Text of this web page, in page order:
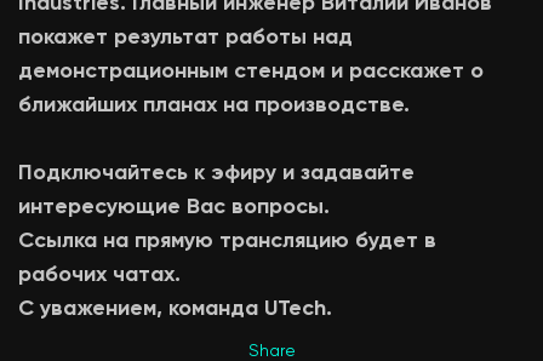
покажет результат работы над
демонстрационным стендом и расскажет о
ближайших планах на производстве.
Подключайтесь к эфиру и задавайте
интересующие Вас вопросы.
Ссылка на прямую трансляцию будет в
рабочих чатах.
С уважением, команда UTech.
Share